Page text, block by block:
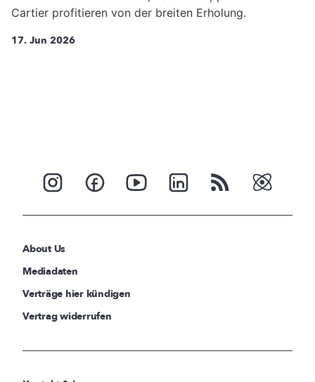
Cartier profitieren von der breiten Erholung.
17. Jun 2026
About Us
Mediadaten
Verträge hier kündigen
Vertrag widerrufen